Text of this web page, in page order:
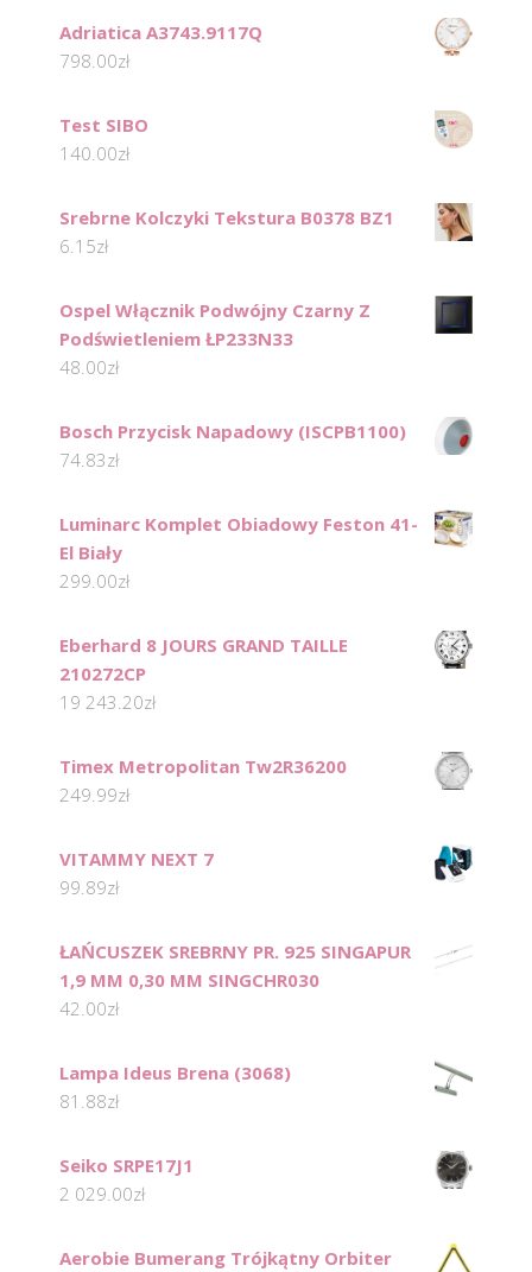
Adriatica A3743.9117Q
798.00zł
Test SIBO
140.00zł
Srebrne Kolczyki Tekstura B0378 BZ1
6.15zł
Ospel Włącznik Podwójny Czarny Z
Podświetleniem ŁP233N33
48.00zł
Bosch Przycisk Napadowy (ISCPB1100)
74.83zł
Luminarc Komplet Obiadowy Feston 41-
El Biały
299.00zł
Eberhard 8 JOURS GRAND TAILLE
210272CP
19 243.20zł
Timex Metropolitan Tw2R36200
249.99zł
VITAMMY NEXT 7
99.89zł
ŁAŃCUSZEK SREBRNY PR. 925 SINGAPUR
1,9 MM 0,30 MM SINGCHR030
42.00zł
Lampa Ideus Brena (3068)
81.88zł
Seiko SRPE17J1
2 029.00zł
Aerobie Bumerang Trójkątny Orbiter